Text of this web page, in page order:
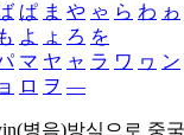
ぱ ま や ゃ ら わ ゎ
も よ ょ ろ を
マ ヤ ャ ラ ワ ヮ ン
ョ ロ ヲ ―
병음)방식으로 중